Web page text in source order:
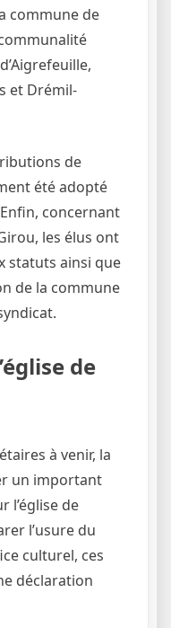
commune de
et Drémil-
de
été adopté
concernant
les élus ont
statuts ainsi que
de la commune
de
à venir, la
un important
l’église de
l’usure du
culturel, ces
déclaration